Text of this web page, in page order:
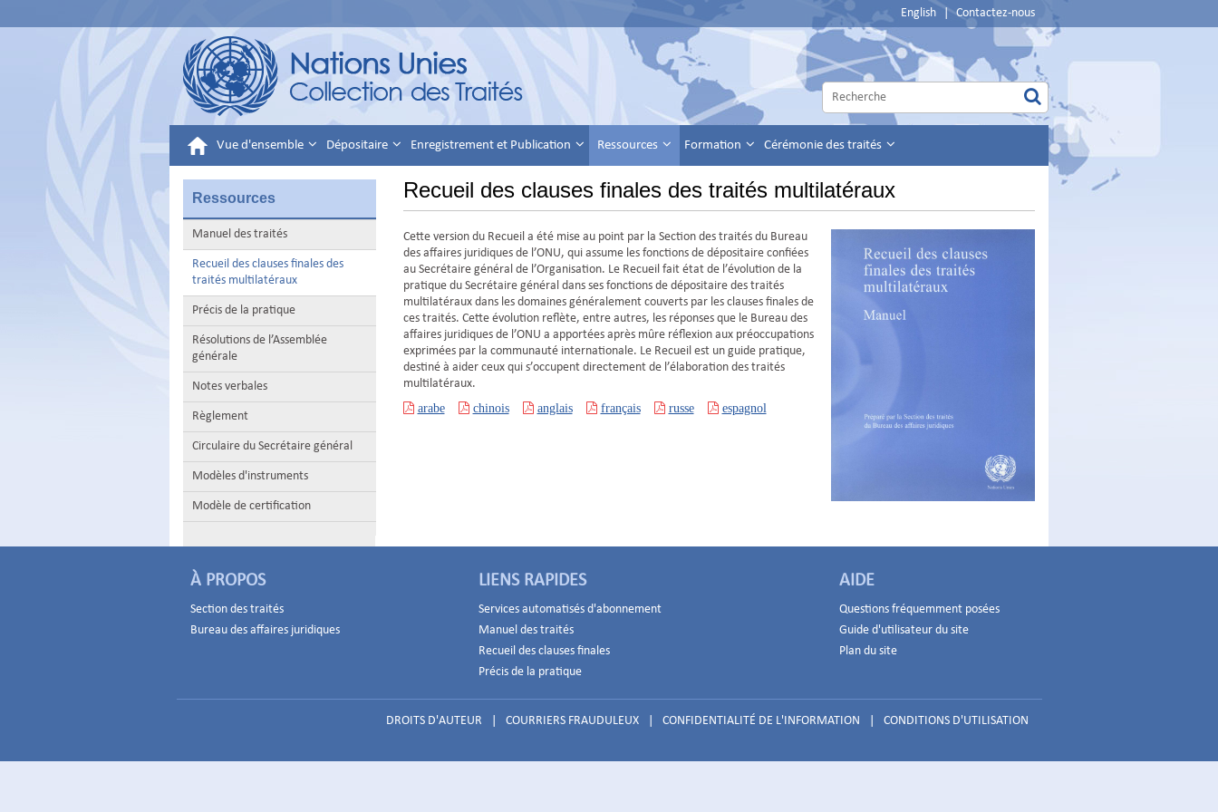
English | Contactez-nous
Vue d'ensemble Dépositaire Enregistrement et Publication Ressources Formation Cérémonie des traités
Ressources
Manuel des traités
Recueil des clauses finales des
traités multilatéraux
Précis de la pratique
Résolutions de l’Assemblée
générale
Notes verbales
Règlement
Circulaire du Secrétaire général
Modèles d'instruments
Modèle de certification
Recueil des clauses finales des traités multilatéraux
Cette version du Recueil a été mise au point par la Section des traités du Bureau
des affaires juridiques de l’ONU, qui assume les fonctions de dépositaire confiées
au Secrétaire général de l’Organisation. Le Recueil fait état de l’évolution de la
pratique du Secrétaire général dans ses fonctions de dépositaire des traités
multilatéraux dans les domaines généralement couverts par les clauses finales de
ces traités. Cette évolution reflète, entre autres, les réponses que le Bureau des
affaires juridiques de l’ONU a apportées après mûre réflexion aux préoccupations
exprimées par la communauté internationale. Le Recueil est un guide pratique,
destiné à aider ceux qui s’occupent directement de l’élaboration des traités
multilatéraux.
arabe chinois anglais français russe espagnol
À PROPOS
Section des traités
Bureau des affaires juridiques
LIENS RAPIDES
Services automatisés d'abonnement
Manuel des traités
Recueil des clauses finales
Précis de la pratique
AIDE
Questions fréquemment posées
Guide d'utilisateur du site
Plan du site
DROITS D'AUTEUR COURRIERS FRAUDULEUX CONFIDENTIALITÉ DE L'INFORMATION CONDITIONS D'UTILISATION